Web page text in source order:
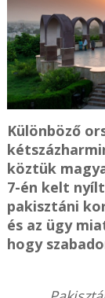
Különböző
köztük
7-én kelt
pakisztáni
és az ügy
hogy